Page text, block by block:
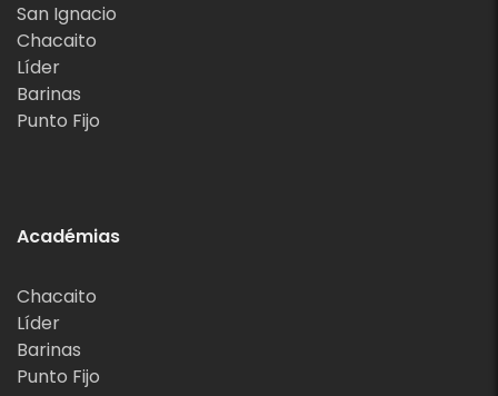
San Ignacio
Chacaito
Líder
Barinas
Punto Fijo
Académias
Chacaito
Líder
Barinas
Punto Fijo